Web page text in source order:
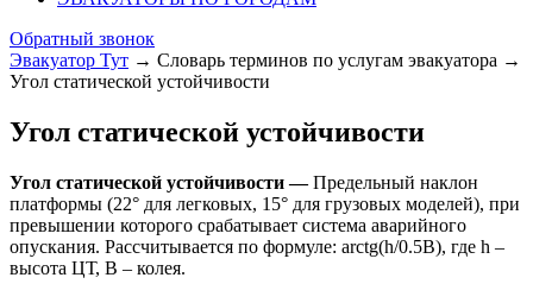
Обратный звонок
Эвакуатор Тут → Словарь терминов по услугам эвакуатора →
Угол статической устойчивости
Угол статической устойчивости
Угол статической устойчивости —Предельный наклон
платформы (22° для легковых, 15° для грузовых моделей), при
превышении которого срабатывает система аварийного
опускания. Рассчитывается по формуле: arctg(h/0.5B), где h –
высота ЦТ, B – колея.